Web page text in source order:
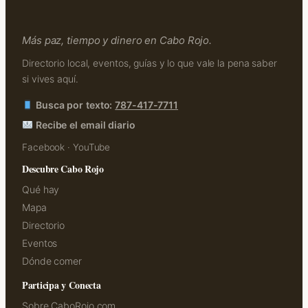
Más paz, tiempo y dinero en Cabo Rojo.
Directorio local, eventos, guías y lo que vale la pena saber
si vives aquí.
Busca por texto:787-417-7711
Recibe el email diario
Facebook · YouTube
Descubre Cabo Rojo
Qué hay
Mapa
Directorio
Eventos
Dónde comer
Participa y Conecta